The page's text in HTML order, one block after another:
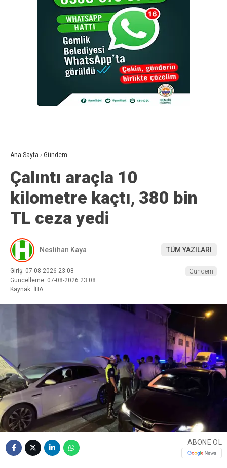
Ana Sayfa › Gündem
Çalıntı araçla 10
kilometre kaçtı, 380 bin
TL ceza yedi
Neslihan Kaya TÜM YAZILARI
Giriş: 07-08-2026 23:08
Güncelleme: 07-08-2026 23:08
Kaynak: İHA
Gündem
ABONE OL